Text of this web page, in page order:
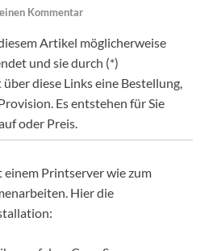
Kommentar
Artikel möglicherweise
und sie durch (*)
diese Links eine Bestellung,
Es entstehen für Sie
oder Preis.
einem Printserver wie zum
Hier die